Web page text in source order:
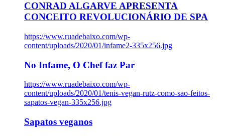
CONRAD ALGARVE APRESENTA
CONCEITO REVOLUCIONÁRIO DE SPA
https://www.ruadebaixo.com/wp-
content/uploads/2020/01/infame2-335x256.jpg
No Infame, O Chef faz Par
https://www.ruadebaixo.com/wp-
content/uploads/2020/01/tenis-vegan-rutz-como-sao-feitos-
sapatos-vegan-335x256.jpg
Sapatos veganos